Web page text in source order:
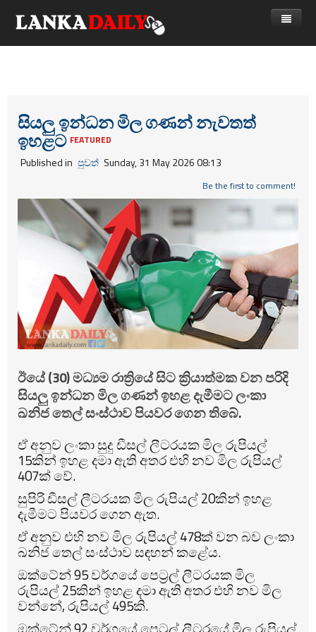
සියලු ඉන්ධන මිල ගණන් නැවතත්
ඉහළට FEATURED
Published in පුවත් Sunday, 31 May 2026 08:13
Be the first to comment!
ඊයේ (30) මධ්‍යම රාත්‍රියේ සිට ක්‍රියාත්මක වන පරිදි
සියලු ඉන්ධන මිල ගණන් ඉහළ දැමීමට ලංකා
ඛනිජ තෙල් සංස්ථාව පියවර ගෙන තිබේ.
ඒ අනුව ලංකා සුදු ඩීසල් ලීටරයක මිල රුපියල්
15කින් ඉහළ දමා ඇති අතර එහි නව මිල රුපියල්
407ක් වේ.
සුපිරි ඩීසල් ලීටරයක මිල රුපියල් 20කින් ඉහළ
දැමීමට පියවර ගෙන ඇත.
ඒ අනුව එහි නව මිල රුපියල් 478ක් වන බව ලංකා
ඛනිජ තෙල් සංස්ථාව සඳහන් කළේය.
ඔක්ටේන් 95 වර්ගයේ පෙට්‍රල් ලීටරයක මිල
රුපියල් 25කින් ඉහළ දමා ඇති අතර එහි නව මිල
වන්නේ, රුපියල් ‍495කි.
විදෙස්
ක්‍රීඩා
කලා
කාලීන සංවාද
විශේෂාංග
විඩියෝ ගැලරිය
Gossip
විමසීම්
Advertise with us